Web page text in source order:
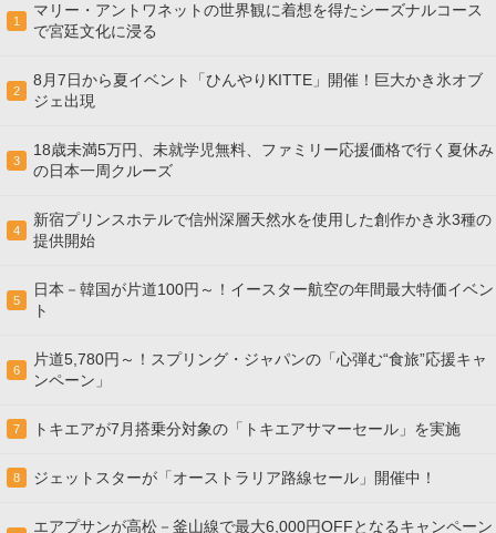
1
マリー・アントワネットの世界観に着想を得たシーズナルコース
で宮廷文化に浸る
2
8月7日から夏イベント「ひんやりKITTE」開催！巨大かき氷オブ
ジェ出現
3
18歳未満5万円、未就学児無料、ファミリー応援価格で行く夏休み
の日本一周クルーズ
4
新宿プリンスホテルで信州深層天然水を使用した創作かき氷3種の
提供開始
5
日本－韓国が片道100円～！イースター航空の年間最大特価イベン
ト
6
片道5,780円～！スプリング・ジャパンの「心弾む“食旅”応援キャ
ンペーン」
7 トキエアが7月搭乗分対象の「トキエアサマーセール」を実施
8 ジェットスターが「オーストラリア路線セール」開催中！
エアプサンが高松－釜山線で最大6,000円OFFとなるキャンペーン